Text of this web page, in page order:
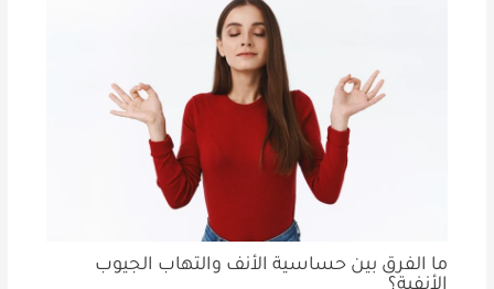
ما الفرق بين حساسية الأنف والتهاب الجيوب